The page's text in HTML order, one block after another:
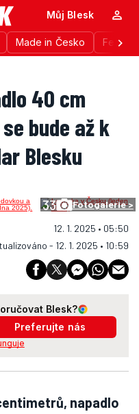
Made in Česko
Můj Blesk
40 cm
bude až k
Blesku
33 Fotogalerie >
12. 1. 2025 • 05:50
- 12. 1. 2025 • 10:59
Blesk?
Preferujte nás
napadlo